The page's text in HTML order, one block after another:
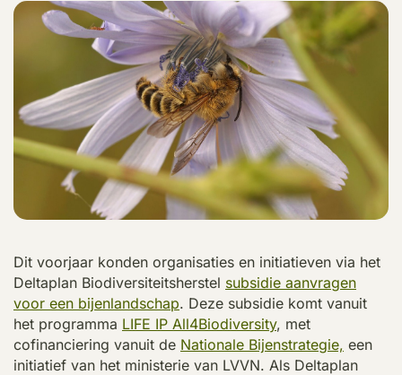
Dit voorjaar konden organisaties en initiatieven via het
Deltaplan Biodiversiteitsherstel subsidie aanvragen
voor een bijenlandschap. Deze subsidie komt vanuit
het programma LIFE IP All4Biodiversity, met
cofinanciering vanuit de Nationale Bijenstrategie, een
initiatief van het ministerie van LVVN. Als Deltaplan